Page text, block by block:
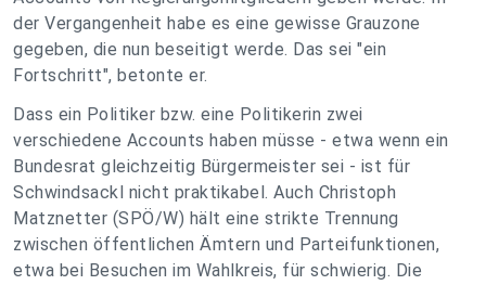
der Vergangenheit habe es eine gewisse Grauzone
gegeben, die nun beseitigt werde. Das sei "ein
Fortschritt", betonte er.
Dass ein Politiker bzw. eine Politikerin zwei
verschiedene Accounts haben müsse - etwa wenn ein
Bundesrat gleichzeitig Bürgermeister sei - ist für
Schwindsackl nicht praktikabel. Auch Christoph
Matznetter (SPÖ/W) hält eine strikte Trennung
zwischen öffentlichen Ämtern und Parteifunktionen,
etwa bei Besuchen im Wahlkreis, für schwierig. Die